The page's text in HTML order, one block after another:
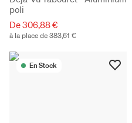
poli
De 306,88 €
à la place de 383,61 €
En Stock